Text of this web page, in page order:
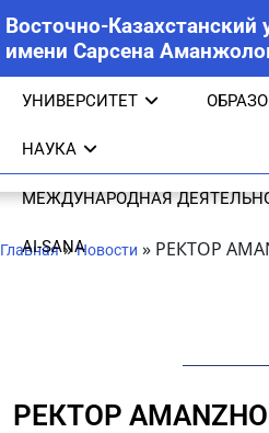
Восточно-Казахстанский
имени Сарсена
УНИВЕРСИТЕТ
НАУКА
МЕЖДУНАРОДНАЯ
AI-SANA
Главная»Новости » РЕКТОР
РЕКТОР